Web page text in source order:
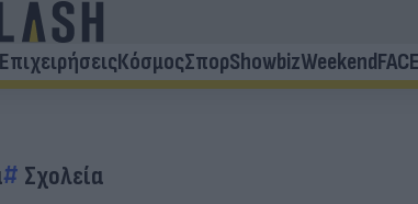
ΕπιχειρήσειςΚόσμοςΣπορShowbizWeekend
Σχολεία